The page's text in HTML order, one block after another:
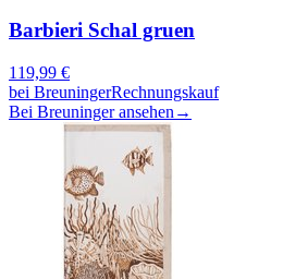
Barbieri Schal gruen
119,99 €
bei BreuningerRechnungskauf
Bei Breuninger ansehen →